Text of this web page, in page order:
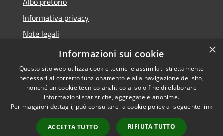
Informativa privacy
Note legali
Dichiarazione di accessibilità
Accessibilità
Copyright © 2026 • Comune di
San Zenone al Lambro •
Powered byMunicipium
×
Informazioni sui cookie
Questo sito web utilizza cookie tecnici e assimilati strettamente
necessari al corretto funzionamento e alla navigazione del sito,
nonché un cookie tecnico analitico al solo fine di elaborare
informazioni statistiche, aggregate e anonime.
Per maggiori dettagli, può consultare la cookie policy al seguente link
ACCETTA TUTTO RIFIUTA TUTTO